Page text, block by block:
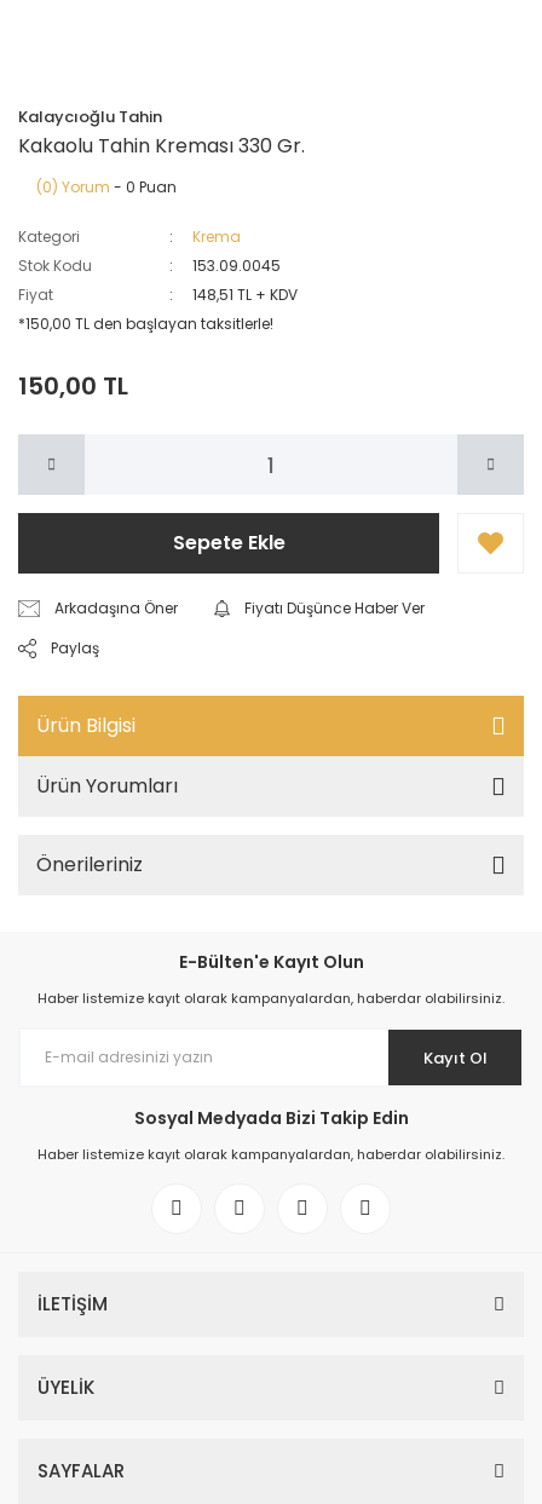
Kalaycıoğlu Tahin
Kakaolu Tahin Kreması 330 Gr.
(0) Yorum - 0 Puan
Kategori
Krema
Stok Kodu
153.09.0045
Fiyat
148,51 TL + KDV
*150,00 TL den başlayan taksitlerle!
150,00 TL
Sepete Ekle
Arkadaşına Öner
Fiyatı Düşünce Haber Ver
Paylaş
Ürün Bilgisi
Ürün Yorumları
Önerileriniz
E-Bülten'e Kayıt Olun
Haber listemize kayıt olarak kampanyalardan, haberdar olabilirsiniz.
Kayıt Ol
Sosyal Medyada Bizi Takip Edin
Haber listemize kayıt olarak kampanyalardan, haberdar olabilirsiniz.
İLETİŞİM
ÜYELİK
SAYFALAR